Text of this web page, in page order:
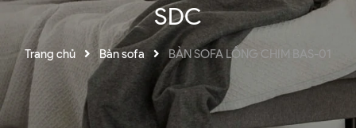
SDC
Trang chủ Bàn sofa BÀN SOFA LỒNG CHIM BAS-01